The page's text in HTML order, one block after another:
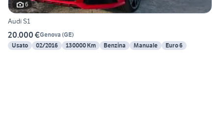
6
Audi S1
20.000 €Genova (GE)
Usato
02/2016 130000 Km Benzina Manuale Euro 6